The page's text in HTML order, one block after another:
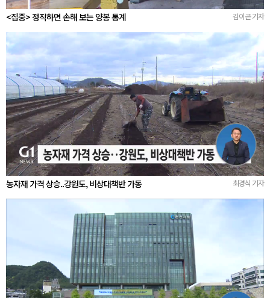
<집중> 정직하면 손해 보는 양봉 통계 김이곤 기자
농자재 가격 상승..강원도, 비상대책반 가동 최경식 기자